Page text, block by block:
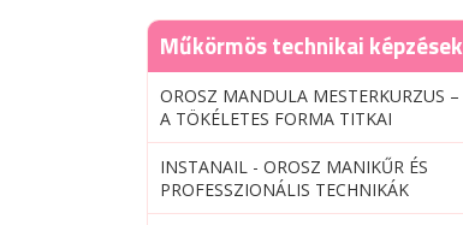
Műkörmös technikai képzések
OROSZ MANDULA MESTERKURZUS –
A TÖKÉLETES FORMA TITKAI
INSTANAIL - OROSZ MANIKŰR ÉS
PROFESSZIONÁLIS TECHNIKÁK